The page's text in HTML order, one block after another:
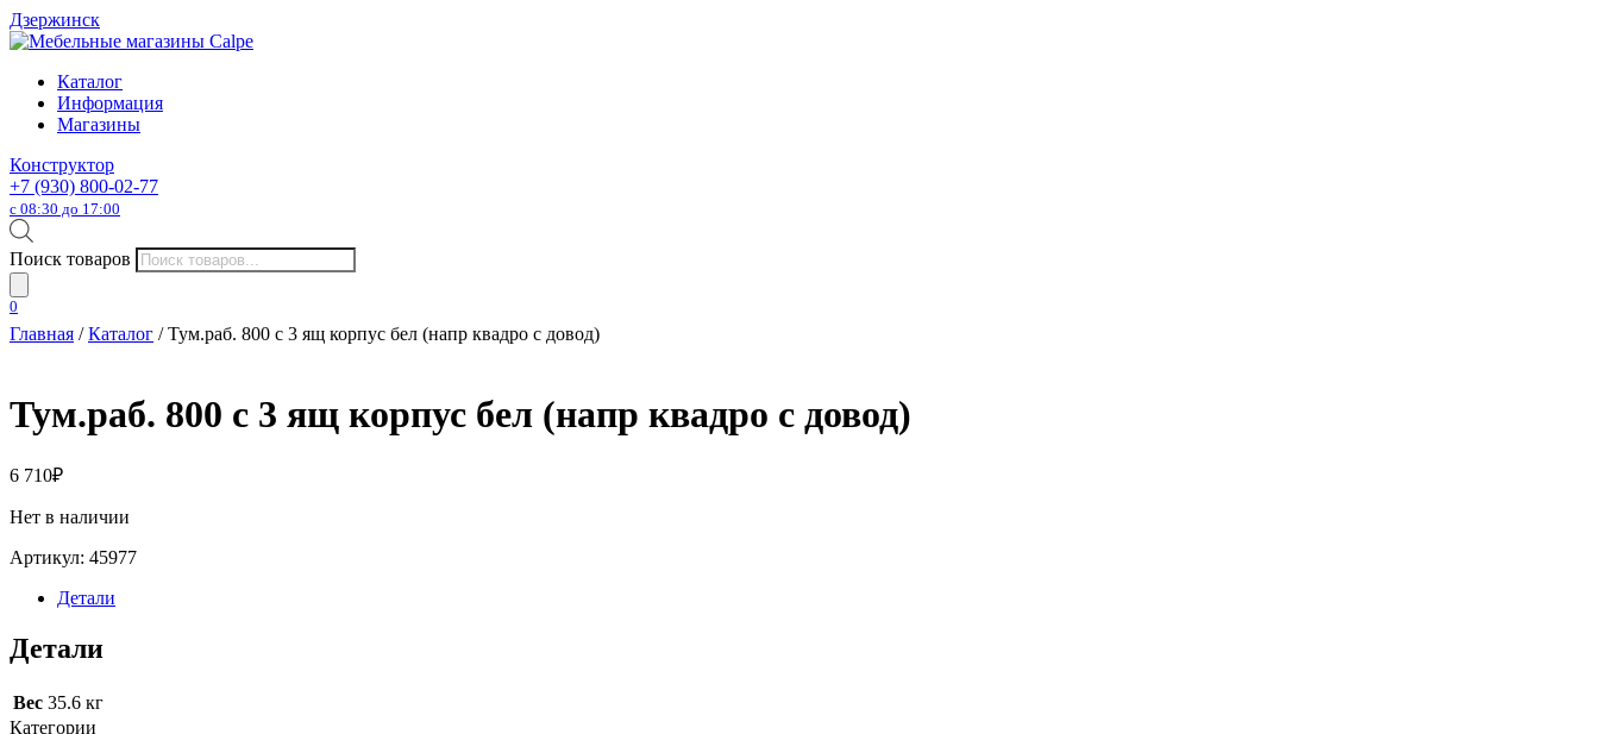
Дзержинск
Каталог
Информация
Магазины
Конструктор
+7 (930) 800-02-77
с 08:30 до 17:00
Поиск товаров
0
Главная /Каталог / Тум.раб. 800 с 3 ящ корпус бел (напр квадро с довод)
Тум.раб. 800 с 3 ящ корпус бел (напр квадро с довод)
6 710₽
Нет в наличии
Артикул: 45977
Детали
Детали
Вес 35.6 кг
Категории